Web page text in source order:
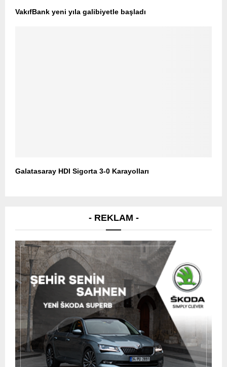
VakıfBank yeni yıla galibiyetle başladı
Galatasaray HDI Sigorta 3-0 Karayolları
- REKLAM -